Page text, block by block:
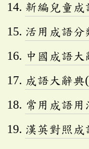
新編兒童成
活用成語分
中國成語大
成語大辭典
常用成語用
漢英對照成